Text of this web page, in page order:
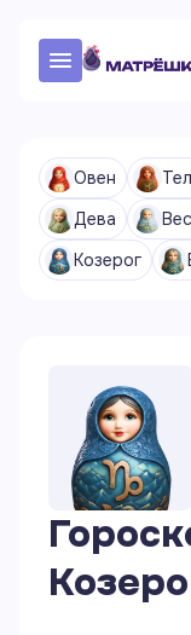
Овен
Дева
Козерог